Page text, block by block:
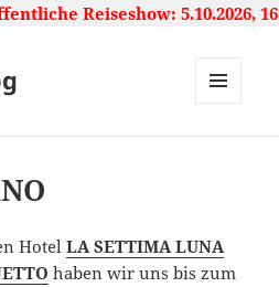
Reiseshow: 5.10.2026,
HotelLA SETTIMA LUNA
haben wir uns bis zum